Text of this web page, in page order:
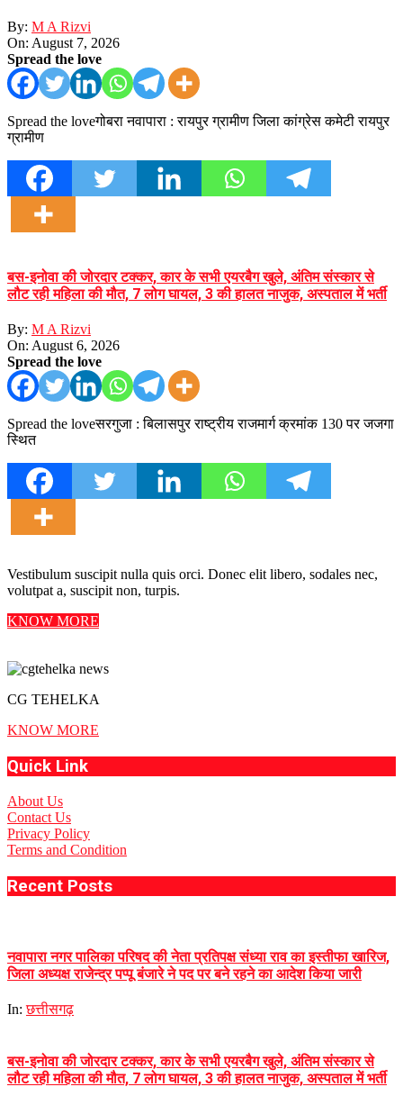
By: M A Rizvi
On: August 7, 2026
Spread the love
Spread the loveगोबरा नवापारा : रायपुर ग्रामीण जिला कांग्रेस कमेटी रायपुर
ग्रामीण
बस-इनोवा की जोरदार टक्कर, कार के सभी एयरबैग खुले, अंतिम संस्कार से
लौट रही महिला की मौत, 7 लोग घायल, 3 की हालत नाजुक, अस्पताल में भर्ती
By: M A Rizvi
On: August 6, 2026
Spread the love
Spread the loveसरगुजा : बिलासपुर राष्ट्रीय राजमार्ग क्रमांक 130 पर जजगा
स्थित
Vestibulum suscipit nulla quis orci. Donec elit libero, sodales nec,
volutpat a, suscipit non, turpis.
KNOW MORE
CG TEHELKA
KNOW MORE
Quick Link
About Us
Contact Us
Privacy Policy
Terms and Condition
Recent Posts
नवापारा नगर पालिका परिषद की नेता प्रतिपक्ष संध्या राव का इस्तीफा खारिज,
जिला अध्यक्ष राजेन्द्र पप्पू बंजारे ने पद पर बने रहने का आदेश किया जारी
In: छत्तीसगढ़
बस-इनोवा की जोरदार टक्कर, कार के सभी एयरबैग खुले, अंतिम संस्कार से
लौट रही महिला की मौत, 7 लोग घायल, 3 की हालत नाजुक, अस्पताल में भर्ती